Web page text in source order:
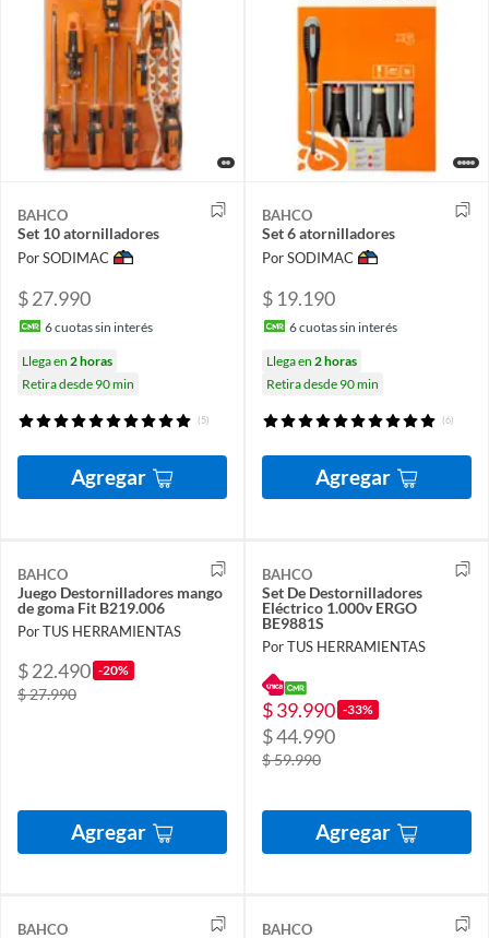
BAHCO
Set 10 atornilladores
Por SODIMAC
$ 27.990
6cuotas sin interés
Llega en 2 horas
Retira desde 90 min
(5)
Agregar
BAHCO
Set 6 atornilladores
Por SODIMAC
$ 19.190
6cuotas sin interés
Llega en 2 horas
Retira desde 90 min
(6)
Agregar
BAHCO
Juego Destornilladores mango
de goma Fit B219.006
Por TUS HERRAMIENTAS
$ 22.490 -20%
$ 27.990
Agregar
BAHCO
Set De Destornilladores
Eléctrico 1.000v ERGO
BE9881S
Por TUS HERRAMIENTAS
$ 39.990 -33%
$ 44.990
$ 59.990
Agregar
BAHCO BAHCO